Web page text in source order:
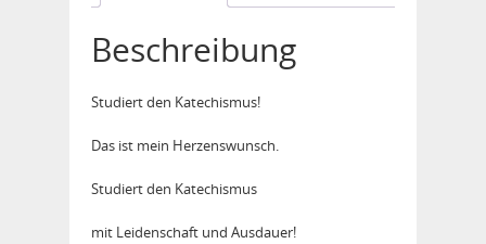
Beschreibung
Studiert den Katechismus!
Das ist mein Herzenswunsch.
Studiert den Katechismus
mit Leidenschaft und Ausdauer!